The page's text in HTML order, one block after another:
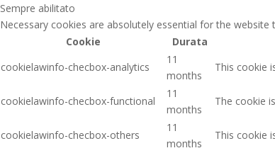
Sempre abilitato
Necessary cookies are absolutely essential for the
Cookie
Durata
cookielawinfo-checbox-analytics
11
months
This cookie
cookielawinfo-checbox-functional
11
months
The cookie
cookielawinfo-checbox-others
11
months
This cookie